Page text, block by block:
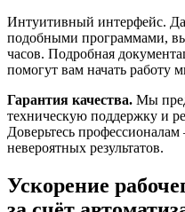
Интуитивный интерфейс.
подобными программами, вы
часов. Подробная
помогут вам начать работу
Гарантия качества. Мы
техническую поддержку и
Доверьтесь
невероятных результатов.
Ускорение